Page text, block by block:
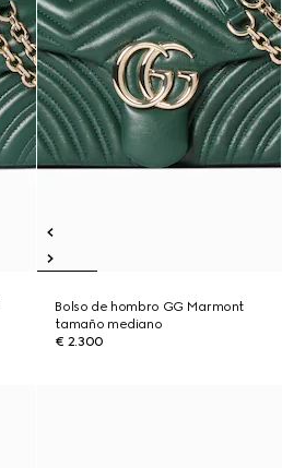
Bolso de hombro GG Marmont
tamaño mediano
€ 2.300